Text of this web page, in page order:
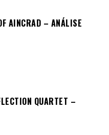
AINCRAD – ANÁLISE
QUARTET –